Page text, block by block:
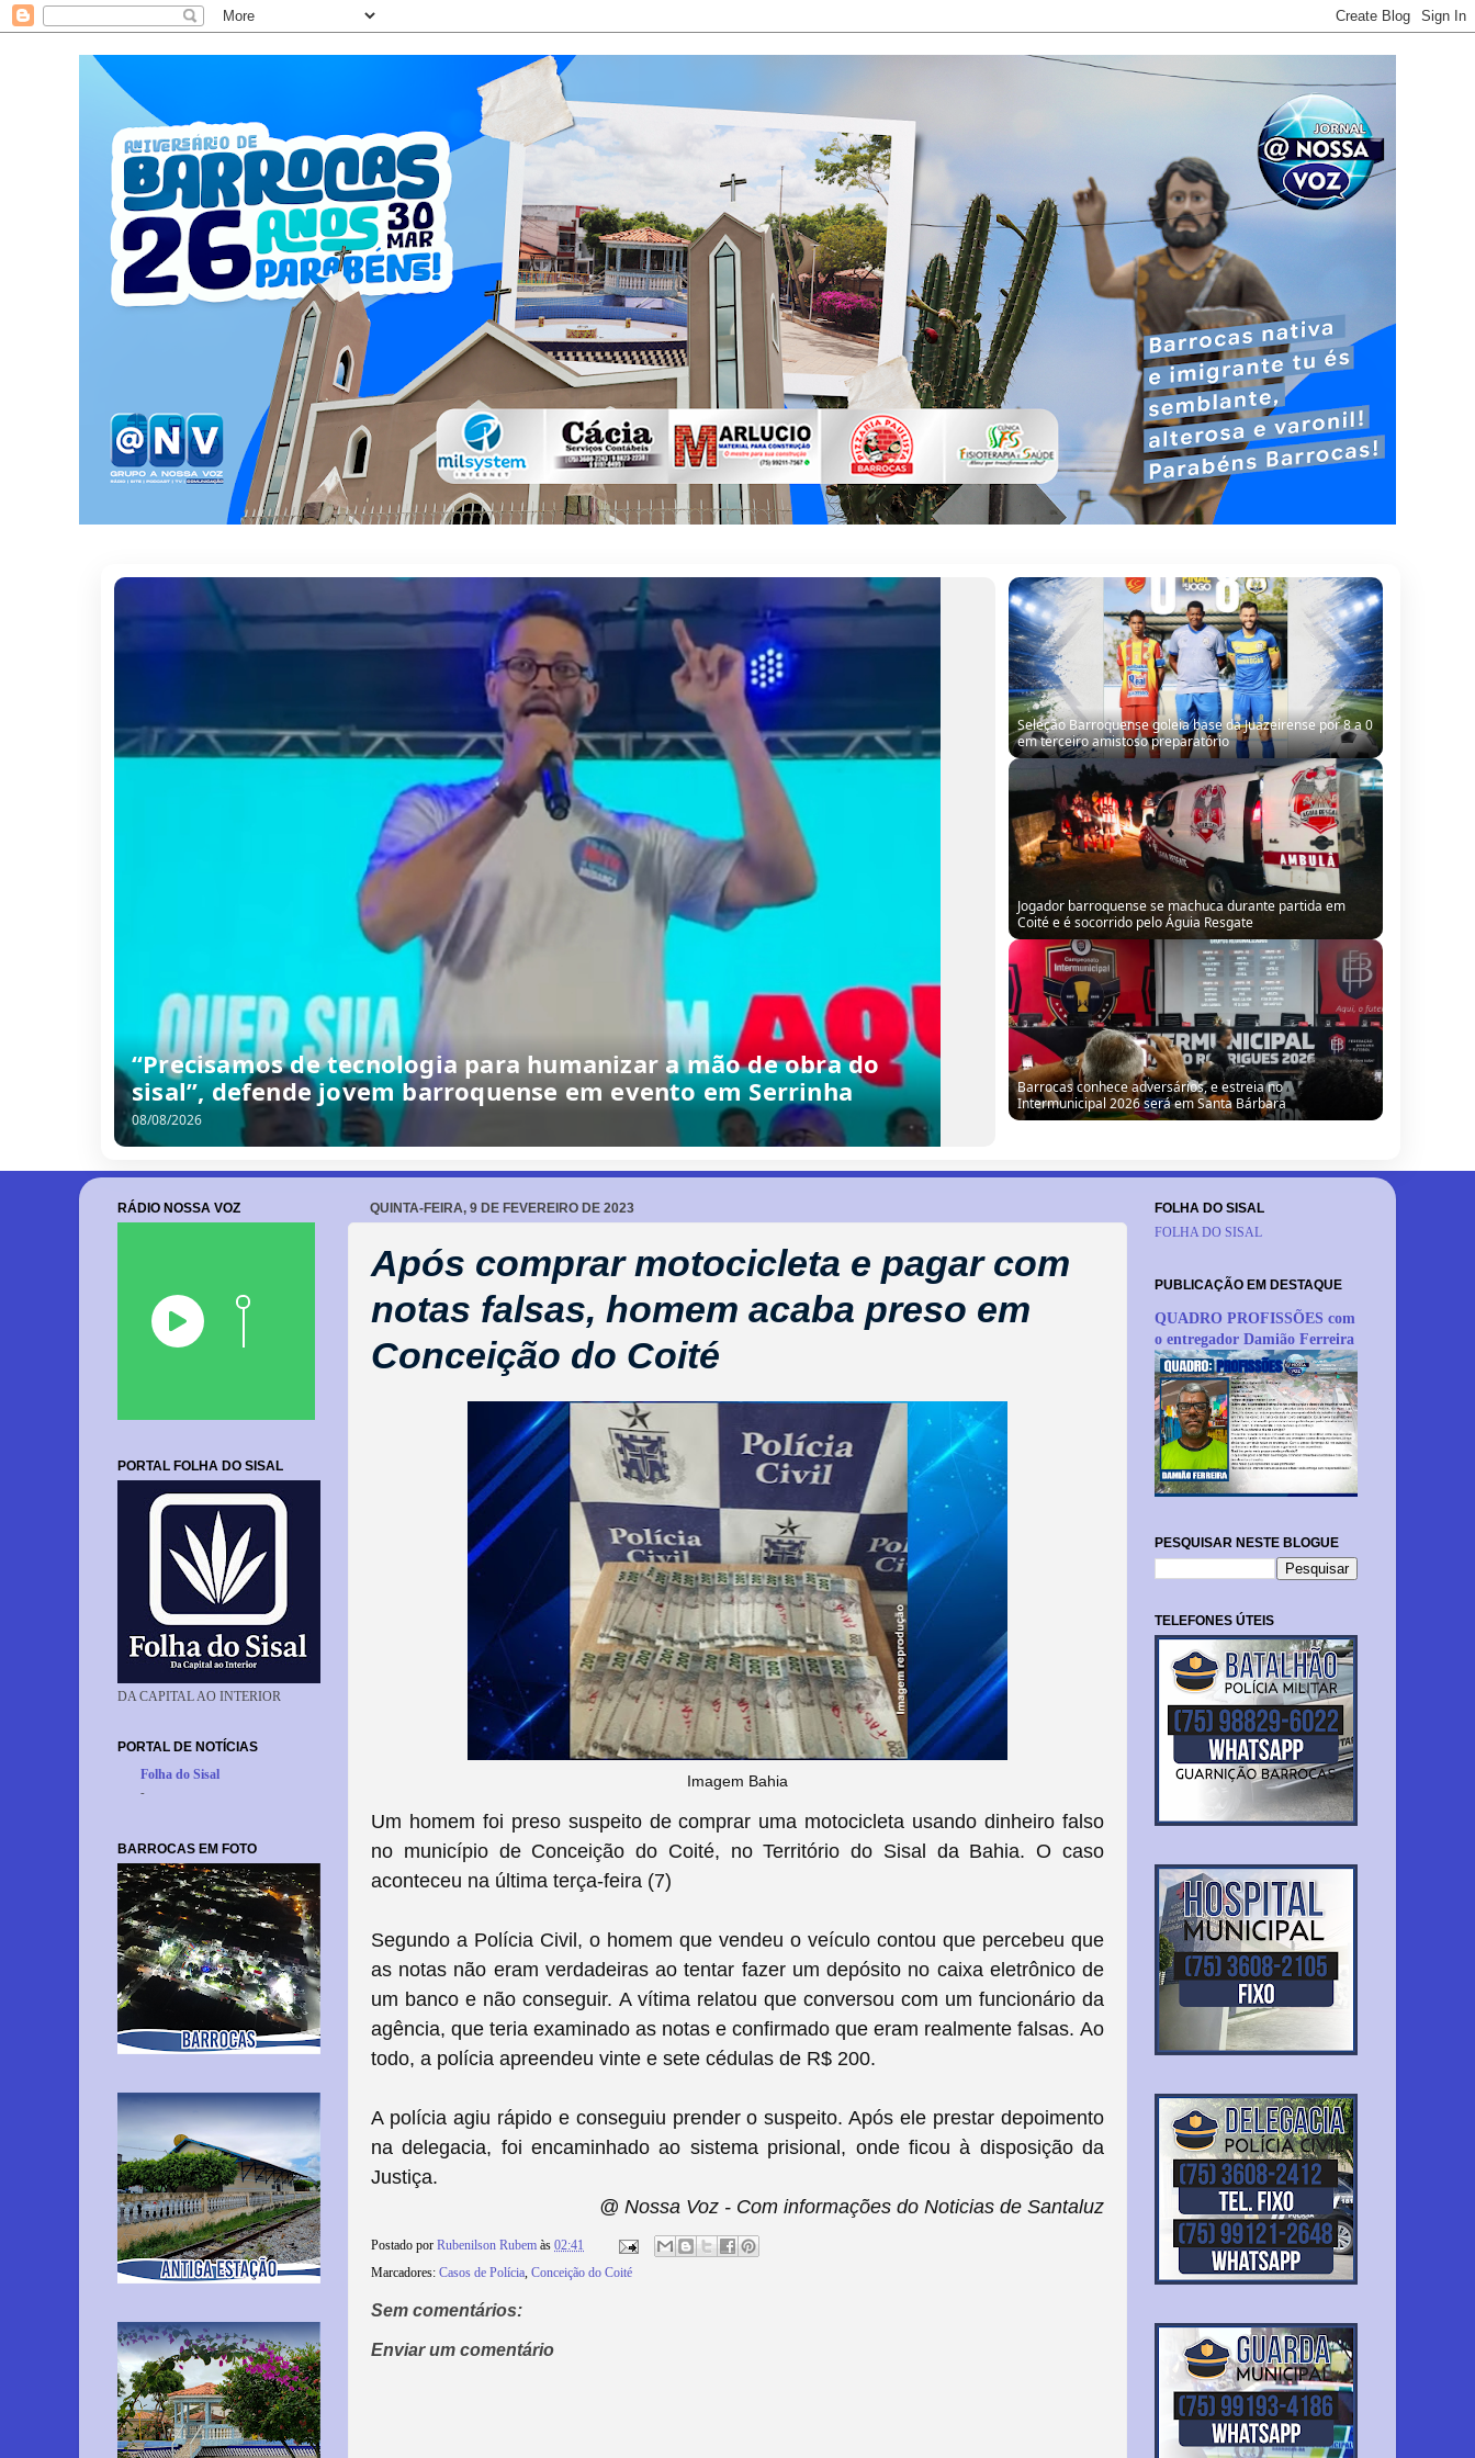
“Precisamos de tecnologia para humanizar a mão de obra do
sisal”, defende jovem barroquense em evento em Serrinha
08/08/2026
Seleção Barroquense goleia base da Juazeirense por 8 a 0
em terceiro amistoso preparatório
Jogador barroquense se machuca durante partida em
Coité e é socorrido pelo Águia Resgate
Barrocas conhece adversários, e estreia no
Intermunicipal 2026 será em Santa Bárbara
QUINTA-FEIRA, 9 DE FEVEREIRO DE 2023
Após comprar motocicleta e pagar com
notas falsas, homem acaba preso em
Conceição do Coité
Imagem Bahia
Um homem foi preso suspeito de comprar uma motocicleta usando dinheiro falso
no município de Conceição do Coité, no Território do Sisal da Bahia. O caso
aconteceu na última terça-feira (7)
Segundo a Polícia Civil, o homem que vendeu o veículo contou que percebeu que
as notas não eram verdadeiras ao tentar fazer um depósito no caixa eletrônico de
um banco e não conseguir. A vítima relatou que conversou com um funcionário da
agência, que teria examinado as notas e confirmado que eram realmente falsas. Ao
todo, a polícia apreendeu vinte e sete cédulas de R$ 200.
A polícia agiu rápido e conseguiu prender o suspeito. Após ele prestar depoimento
na delegacia, foi encaminhado ao sistema prisional, onde ficou à disposição da
Justiça.
@ Nossa Voz - Com informações do Noticias de Santaluz
Postado por Rubenilson Rubem às 02:41
Marcadores: Casos de Polícia, Conceição do Coité
Sem comentários:
Enviar um comentário
RÁDIO NOSSA VOZ
PORTAL FOLHA DO SISAL
DA CAPITAL AO INTERIOR
PORTAL DE NOTÍCIAS
Folha do Sisal
-
BARROCAS EM FOTO
FOLHA DO SISAL
FOLHA DO SISAL
PUBLICAÇÃO EM DESTAQUE
QUADRO PROFISSÕES com
o entregador Damião Ferreira
PESQUISAR NESTE BLOGUE
TELEFONES ÚTEIS